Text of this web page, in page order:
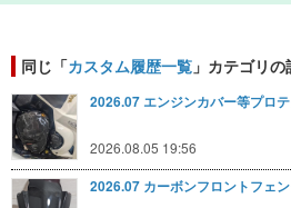
同じ「カスタム履歴一覧 」カテゴリの
2026.07 エンジンカバー等プロ
2026.08.05 19:56
2026.07 カーボンフロントフェン